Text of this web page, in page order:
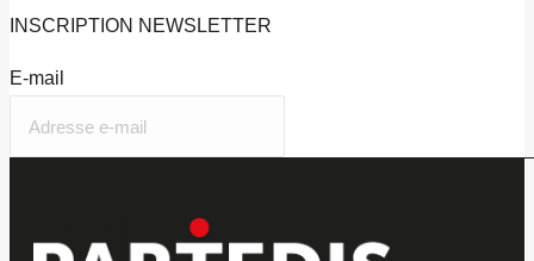
INSCRIPTION NEWSLETTER
E-mail